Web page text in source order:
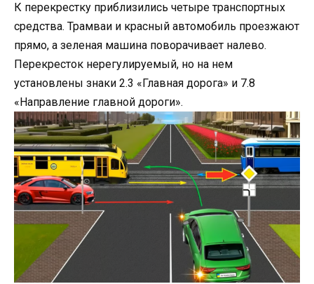
К перекрестку приблизились четыре транспортных
средства. Трамваи и красный автомобиль проезжают
прямо, а зеленая машина поворачивает налево.
Перекресток нерегулируемый, но на нем
установлены знаки 2.3 «Главная дорога» и 7.8
«Направление главной дороги».